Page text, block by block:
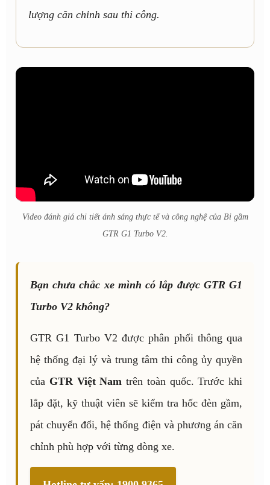
lượng căn chỉnh sau thi công.
Video đánh giá chi tiết ánh sáng thực tế và công nghệ của Bi gầm
GTR G1 Turbo V2.
Bạn chưa chắc xe mình có lắp được GTR G1
Turbo V2 không?
GTR G1 Turbo V2 được phân phối thông qua
hệ thống đại lý và trung tâm thi công ủy quyền
của GTR Việt Nam trên toàn quốc. Trước khi
lắp đặt, kỹ thuật viên sẽ kiểm tra hốc đèn gầm,
pát chuyển đổi, hệ thống điện và phương án căn
chỉnh phù hợp với từng dòng xe.